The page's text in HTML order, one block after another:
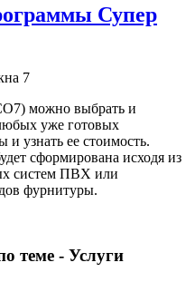
Супер
можно выбрать и
уже готовых
узнать ее стоимость.
сформирована исходя из
систем ПВХ или
фурнитуры.
теме - Услуги